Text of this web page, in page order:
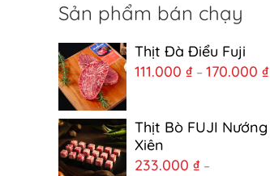
Sản phẩm bán chạy
Thịt Đà Điểu Fuji
111.000 ₫ – 170.000 ₫
Thịt Bò FUJI Nướng
Xiên
233.000 ₫ –